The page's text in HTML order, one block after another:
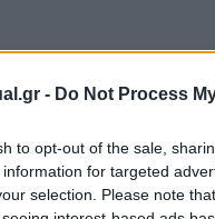
- Do Not Process
to opt-out of the sale,
for targeted
selection. Please note
Lionel Shriver